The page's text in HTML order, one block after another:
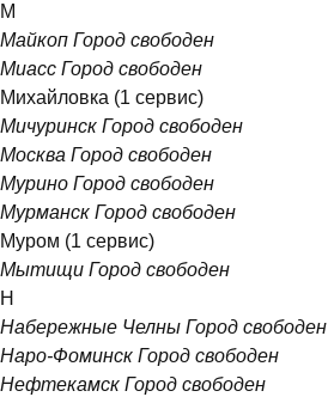
М
Майкоп Город свободен
Миасс Город свободен
Михайловка (1 сервис)
Мичуринск Город свободен
Москва Город свободен
Мурино Город свободен
Мурманск Город свободен
Муром (1 сервис)
Мытищи Город свободен
Н
Набережные Челны Город свободен
Наро-Фоминск Город свободен
Нефтекамск Город свободен